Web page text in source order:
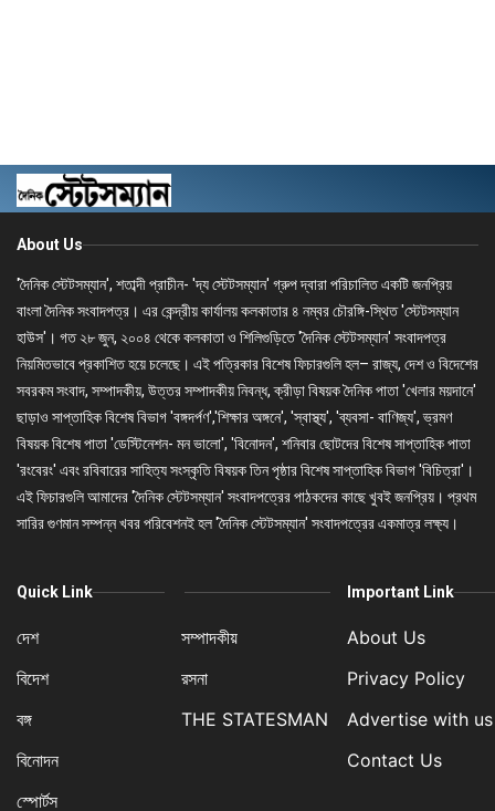
About Us
'দৈনিক স্টেটসম্যান', শতাব্দী প্রাচীন- 'দ্য স্টেটসম্যান' গ্রুপ দ্বারা পরিচালিত একটি জনপ্রিয়
বাংলা দৈনিক সংবাদপত্র। এর কেন্দ্রীয় কার্যালয় কলকাতার ৪ নম্বর চৌরঙ্গি-স্থিত 'স্টেটসম্যান
হাউস'। গত ২৮ জুন, ২০০৪ থেকে কলকাতা ও শিলিগুড়িতে 'দৈনিক স্টেটসম্যান' সংবাদপত্র
নিয়মিতভাবে প্রকাশিত হয়ে চলেছে। এই পত্রিকার বিশেষ ফিচারগুলি হল– রাজ্য, দেশ ও বিদেশের
সবরকম সংবাদ, সম্পাদকীয়, উত্তর সম্পাদকীয় নিবন্ধ, ক্রীড়া বিষয়ক দৈনিক পাতা 'খেলার ময়দানে'
ছাড়াও সাপ্তাহিক বিশেষ বিভাগ 'বঙ্গদর্পণ','শিক্ষার অঙ্গনে', 'স্বাস্থ্য', 'ব্যবসা- বাণিজ্য', ভ্রমণ
বিষয়ক বিশেষ পাতা 'ডেস্টিনেশন- মন ভালো', 'বিনোদন', শনিবার ছোটদের বিশেষ সাপ্তাহিক পাতা
'রংবেরং' এবং রবিবারের সাহিত্য সংস্কৃতি বিষয়ক তিন পৃষ্ঠার বিশেষ সাপ্তাহিক বিভাগ 'বিচিত্রা'।
এই ফিচারগুলি আমাদের 'দৈনিক স্টেটসম্যান' সংবাদপত্রের পাঠকদের কাছে খুবই জনপ্রিয়। প্রথম
সারির গুণমান সম্পন্ন খবর পরিবেশনই হল 'দৈনিক স্টেটসম্যান' সংবাদপত্রের একমাত্র লক্ষ্য।
Quick Link
দেশ
বিদেশ
বঙ্গ
বিনোদন
স্পোর্টস
সম্পাদকীয়
রসনা
THE STATESMAN
Important Link
About Us
Privacy Policy
Advertise with us
Contact Us